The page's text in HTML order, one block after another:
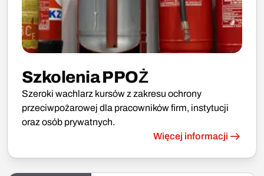
Szkolenia PPOŻ
Szeroki wachlarz kursów z zakresu ochrony
przeciwpożarowej dla pracowników firm, instytucji
oraz osób prywatnych.
Więcej informacji